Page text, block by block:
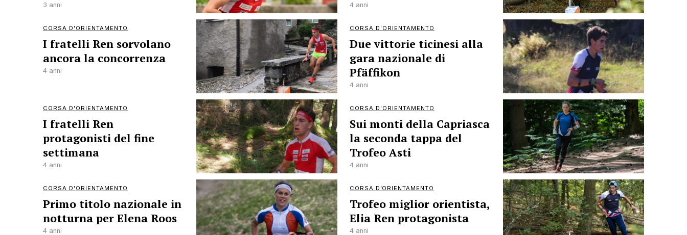
3 anni 4 anni
CORSA D'ORIENTAMENTO
I fratelli Ren sorvolano
ancora la concorrenza
4 anni
CORSA D'ORIENTAMENTO
Due vittorie ticinesi alla
gara nazionale di
Pfäffikon
4 anni
CORSA D'ORIENTAMENTO
I fratelli Ren
protagonisti del fine
settimana
4 anni
CORSA D'ORIENTAMENTO
Sui monti della Capriasca
la seconda tappa del
Trofeo Asti
4 anni
CORSA D'ORIENTAMENTO
Primo titolo nazionale in
notturna per Elena Roos
4 anni
CORSA D’ORIENTAMENTO
Trofeo miglior orientista,
Elia Ren protagonista
4 anni